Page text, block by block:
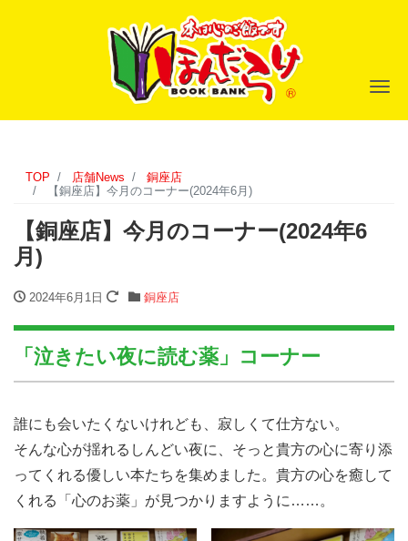
ナ
TOP 店舗News
銅座店
【銅座店】今月のコーナー(2024年6月)
【銅座店】今月のコーナー(2024年6
月)
2024年6月1日 銅座店
「泣きたい夜に読む薬」コーナー
誰にも会いたくないけれども、寂しくて仕方ない。
そんな心が揺れるしんどい夜に、そっと貴方の心に寄り添
ってくれる優しい本たちを集めました。貴方の心を癒して
くれる「心のお薬」が見つかりますように……。